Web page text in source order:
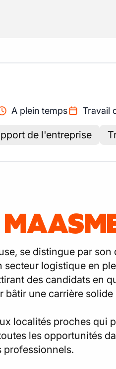
A plein temps Travail
de l'entreprise
se distingue par
logistique en
des candidats en
bâtir une carrière
localités proches qui
les opportunités
professionnels.